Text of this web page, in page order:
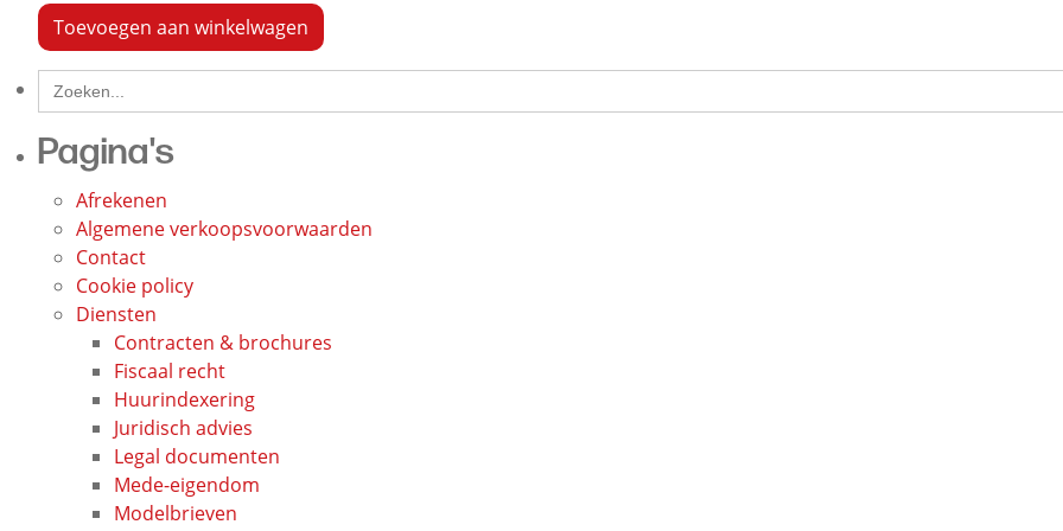
Toevoegen aan winkelwagen
Search
for:
Pagina's
Afrekenen
Algemene verkoopsvoorwaarden
Contact
Cookie policy
Diensten
Contracten & brochures
Fiscaal recht
Huurindexering
Juridisch advies
Legal documenten
Mede-eigendom
Modelbrieven